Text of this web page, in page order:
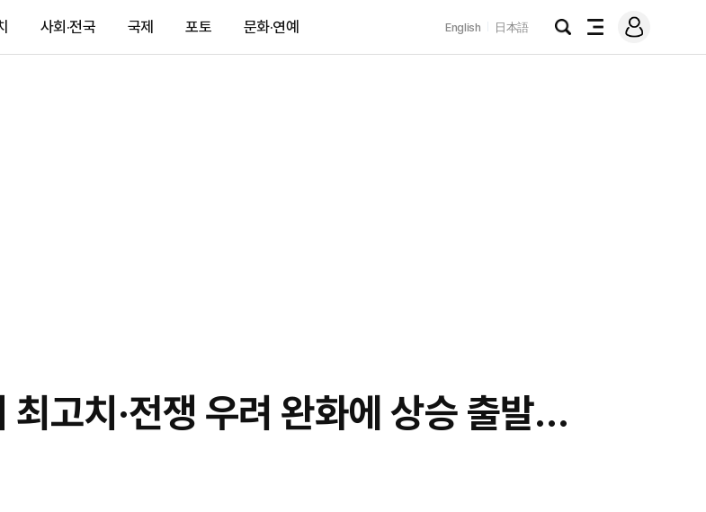
사회·전국 국제 포토 문화·연예 English 日本語
검
전
메
그
고치·전쟁 우려 완화에 상승 출발…